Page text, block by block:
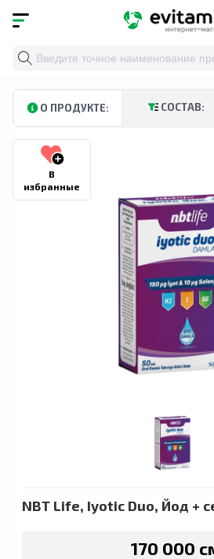
Главная Витамины
О ПРОДУКТЕ: СОСТАВ:
В
избранные
NBT Life, Iyotic Duo, Йод +
170 000